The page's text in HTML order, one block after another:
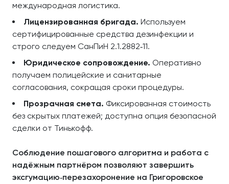
международная логистика.
Лицензированная бригада. Используем
сертифицированные средства дезинфекции и
строго следуем СанПиН 2.1.2882‑11.
Юридическое сопровождение. Оперативно
получаем полицейские и санитарные
согласования, сокращая сроки процедуры.
Прозрачная смета. Фиксированная стоимость
без скрытых платежей; доступна опция безопасной
сделки от Тинькофф.
Соблюдение пошагового алгоритма и работа с
надёжным партнёром позволяют завершить
эксгумацию‑перезахоронение на Григоровское